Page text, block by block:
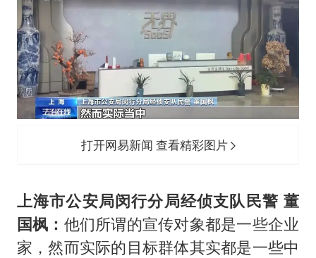
打开网易新闻 查看精彩图片
上海市公安局闵行分局经侦支队民警 董
国枫： 他们所谓的宣传对象都是一些企业
家，然而实际的目标群体其实都是一些中